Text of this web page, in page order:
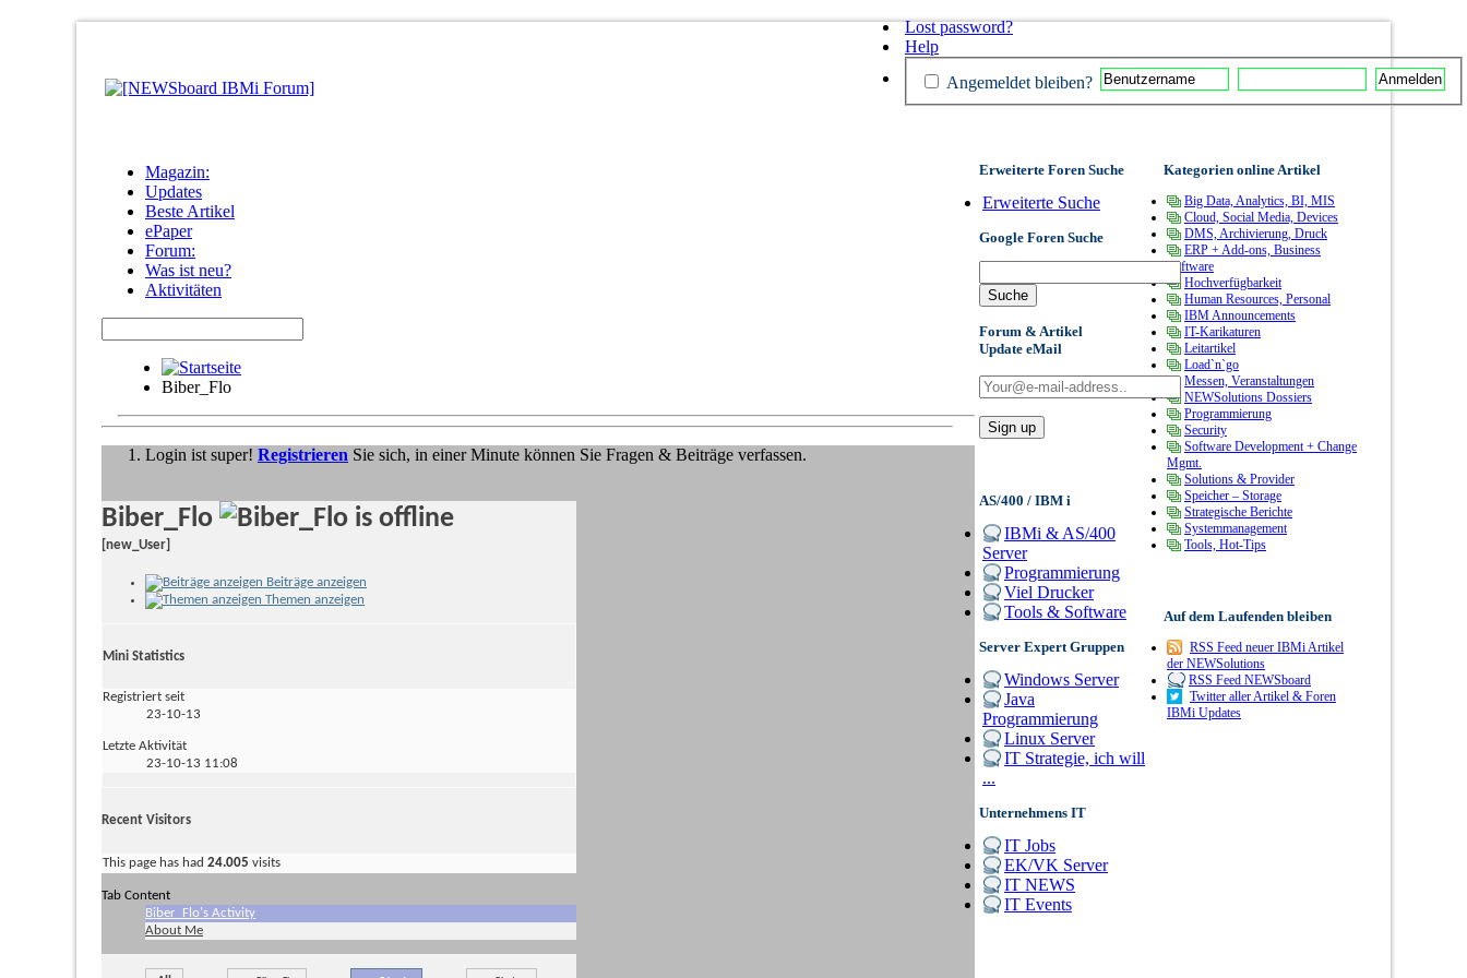
Magazin:
Updates
Beste Artikel
ePaper
Forum:
Was ist neu?
Aktivitäten
Biber_Flo
Lost password?
Help
Angemeldet bleiben?
Login ist super! Registrieren Sie sich, in einer Minute können Sie Fragen & Beiträge verfassen.
Biber_Flo
[new_User]
Beiträge anzeigen
Themen anzeigen
Mini Statistics
Registriert seit
23-10-13
Letzte Aktivität
23-10-13 11:08
Recent Visitors
This page has had 24.005 visits
Tab Content
Biber_Flo's Activity
About Me
Erweiterte Foren Suche
Erweiterte Suche
Google Foren Suche
Forum & Artikel
Update eMail
AS/400 / IBM i
IBMi & AS/400
Server
Programmierung
Viel Drucker
Tools & Software
Server Expert Gruppen
Windows Server
Java
Programmierung
Linux Server
IT Strategie, ich will
...
Unternehmens IT
IT Jobs
EK/VK Server
IT NEWS
IT Events
Kategorien online Artikel
Big Data, Analytics, BI, MIS
Cloud, Social Media, Devices
DMS, Archivierung, Druck
ERP + Add-ons, Business
Software
Hochverfügbarkeit
Human Resources, Personal
IBM Announcements
IT-Karikaturen
Leitartikel
Load`n`go
Messen, Veranstaltungen
NEWSolutions Dossiers
Programmierung
Security
Software Development + Change
Mgmt.
Solutions & Provider
Speicher – Storage
Strategische Berichte
Systemmanagement
Tools, Hot-Tips
Auf dem Laufenden bleiben
RSS Feed neuer IBMi Artikel
der NEWSolutions
RSS Feed NEWSboard
Twitter aller Artikel & Foren
IBMi Updates